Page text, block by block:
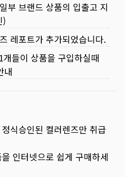
부 브랜드 상품의 입출고 지
)
레포트가 추가되었습니다.
개들이 상품을 구입하실때
내
식승인된 컬러렌즈만 취급
인터넷으로 쉽게 구매하세